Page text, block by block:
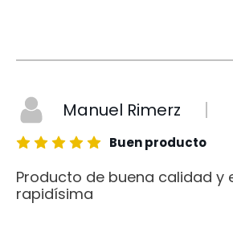
Manuel Rimerz
Buen producto
Producto de buena calidad y
rapidísima